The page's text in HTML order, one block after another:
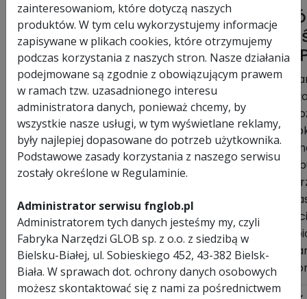
zainteresowaniom, które dotyczą naszych
produktów. W tym celu wykorzystujemy informacje
zapisywane w plikach cookies, które otrzymujemy
podczas korzystania z naszych stron. Nasze działania
podejmowane są zgodnie z obowiązującym prawem
w ramach tzw. uzasadnionego interesu
administratora danych, ponieważ chcemy, by
wszystkie nasze usługi, w tym wyświetlane reklamy,
były najlepiej dopasowane do potrzeb użytkownika.
Podstawowe zasady korzystania z naszego serwisu
zostały określone w Regulaminie.
Administrator serwisu fnglob.pl
Administratorem tych danych jesteśmy my, czyli
Fabryka Narzędzi GLOB sp. z o.o. z siedzibą w
Bielsku-Białej, ul. Sobieskiego 452, 43-382 Bielsk-
Biała. W sprawach dot. ochrony danych osobowych
możesz skontaktować się z nami za pośrednictwem
D
-
-
-